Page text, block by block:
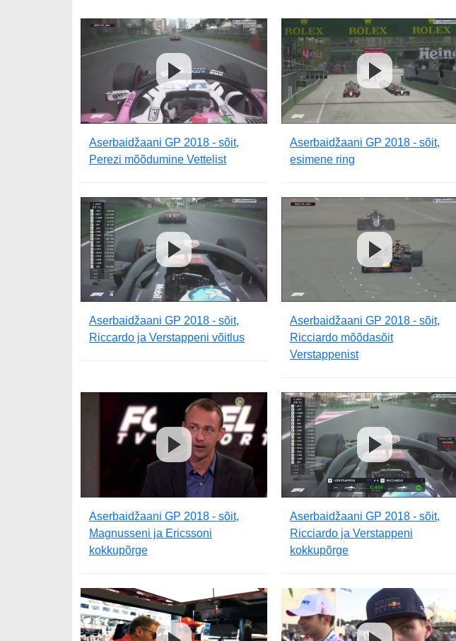
Aserbaidžaani GP 2018 - sõit,
Perezi mõõdumine Vettelist
Aserbaidžaani GP 2018 - sõit,
esimene ring
Aserbaidžaani GP 2018 - sõit,
Riccardo ja Verstappeni võitlus
Aserbaidžaani GP 2018 - sõit,
Ricciardo mõõdasõit
Verstappenist
Aserbaidžaani GP 2018 - sõit,
Magnusseni ja Ericssoni
kokkupõrge
Aserbaidžaani GP 2018 - sõit,
Ricciardo ja Verstappeni
kokkupõrge